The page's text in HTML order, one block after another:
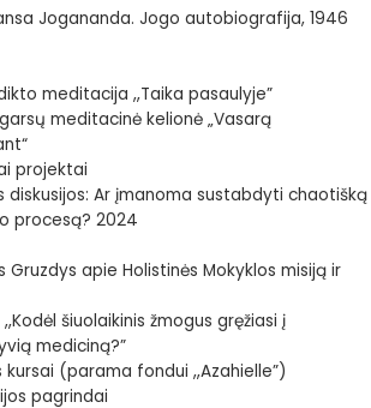
Jogananda. Jogo autobiografija, 1946
meditacija ,,Taika pasaulyje”
meditacinė kelionė „Vasarą
projektai
diskusijos: Ar įmanoma sustabdyti chaotišką
procesą? 2024
Gruzdys apie Holistinės Mokyklos misiją ir
,,Kodėl šiuolaikinis žmogus gręžiasi į
mediciną?”
(parama fondui ,,Azahielle”)
pagrindai